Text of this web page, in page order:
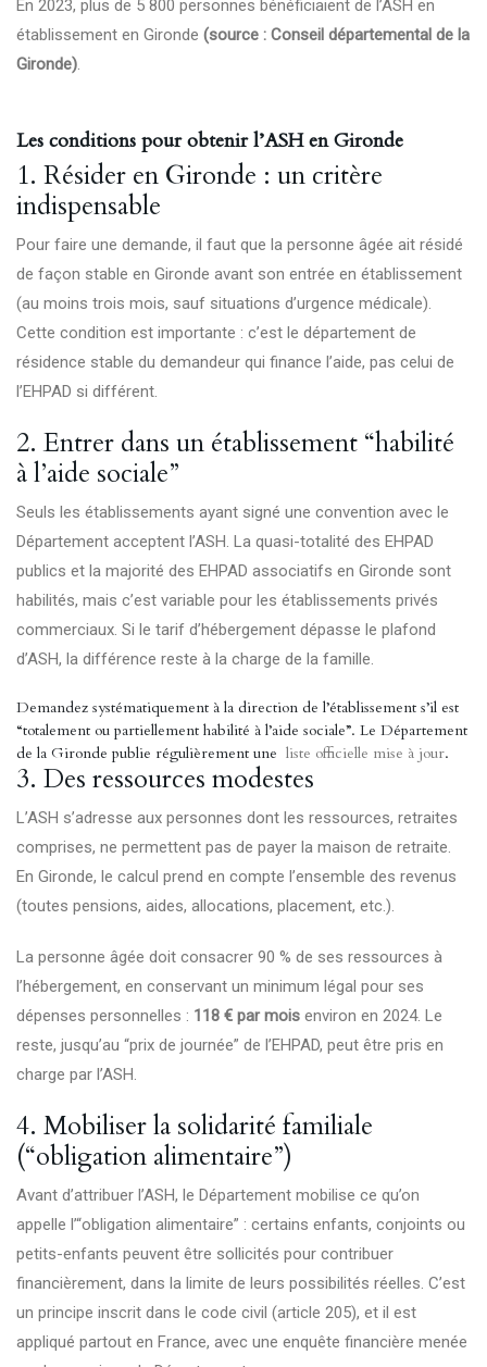
En 2023, plus de 5 800 personnes bénéficiaient de l’ASH en
établissement en Gironde (source : Conseil départemental de la
Gironde).
Les conditions pour obtenir l’ASH en Gironde
1. Résider en Gironde : un critère
indispensable
Pour faire une demande, il faut que la personne âgée ait résidé
de façon stable en Gironde avant son entrée en établissement
(au moins trois mois, sauf situations d’urgence médicale).
Cette condition est importante : c’est le département de
résidence stable du demandeur qui finance l’aide, pas celui de
l’EHPAD si différent.
2. Entrer dans un établissement “habilité
à l’aide sociale”
Seuls les établissements ayant signé une convention avec le
Département acceptent l’ASH. La quasi-totalité des EHPAD
publics et la majorité des EHPAD associatifs en Gironde sont
habilités, mais c’est variable pour les établissements privés
commerciaux. Si le tarif d’hébergement dépasse le plafond
d’ASH, la différence reste à la charge de la famille.
Demandez systématiquement à la direction de l’établissement s’il est
“totalement ou partiellement habilité à l’aide sociale”. Le Département
de la Gironde publie régulièrement une liste officielle mise à jour.
3. Des ressources modestes
L’ASH s’adresse aux personnes dont les ressources, retraites
comprises, ne permettent pas de payer la maison de retraite.
En Gironde, le calcul prend en compte l’ensemble des revenus
(toutes pensions, aides, allocations, placement, etc.).
La personne âgée doit consacrer 90 % de ses ressources à
l’hébergement, en conservant un minimum légal pour ses
dépenses personnelles : 118 € par mois environ en 2024. Le
reste, jusqu’au “prix de journée” de l’EHPAD, peut être pris en
charge par l’ASH.
4. Mobiliser la solidarité familiale
(“obligation alimentaire”)
Avant d’attribuer l’ASH, le Département mobilise ce qu’on
appelle l’“obligation alimentaire” : certains enfants, conjoints ou
petits-enfants peuvent être sollicités pour contribuer
financièrement, dans la limite de leurs possibilités réelles. C’est
un principe inscrit dans le code civil (article 205), et il est
appliqué partout en France, avec une enquête financière menée